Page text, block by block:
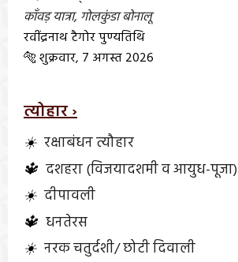
काँवड़ यात्रा,गोलकुंडा बोनालू
रवींद्रनाथ टैगोर पुण्यतिथि
🐅 शुक्रवार, 7 अगस्त 2026
त्योहार ›
☀️ रक्षाबंधन त्यौहार
🔱 दशहरा (विजयादशमी व आयुध-पूजा)
☀️ दीपावली
🔱 धनतेरस
☀️ नरक चतुर्दशी/ छोटी दिवाली